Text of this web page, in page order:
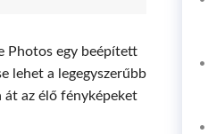
Photos egy beépített
lehet a legegyszerűbb
az élő fényképeket